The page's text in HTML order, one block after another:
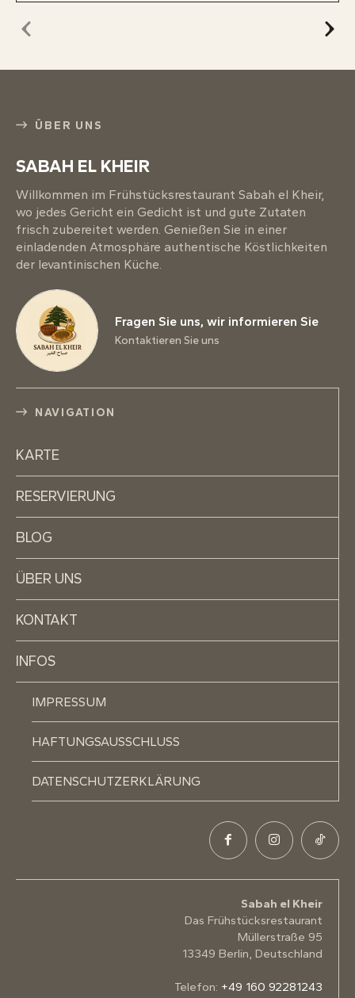
ÜBER UNS
SABAH EL KHEIR
Willkommen im Frühstücksrestaurant Sabah el Kheir,
wo jedes Gericht ein Gedicht ist und gute Zutaten
frisch zubereitet werden. Genießen Sie in einer
einladenden Atmosphäre authentische Köstlichkeiten
der levantinischen Küche.
Fragen Sie uns, wir informieren Sie
Kontaktieren Sie uns
NAVIGATION
KARTE
RESERVIERUNG
BLOG
ÜBER UNS
KONTAKT
INFOS
IMPRESSUM
HAFTUNGSAUSSCHLUSS
DATENSCHUTZERKLÄRUNG
Sabah el Kheir
Das Frühstücksrestaurant
Müllerstraße 95
13349 Berlin, Deutschland
Telefon: +49 160 92281243